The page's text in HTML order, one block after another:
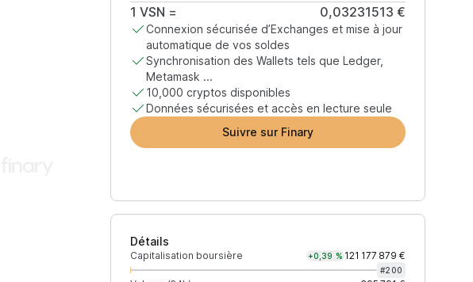
1 VSN = 0,03231513 €
Connexion sécurisée d’Exchanges et mise à jour
automatique de vos soldes
Synchronisation des Wallets tels que Ledger,
Metamask ...
10,000 cryptos disponibles
Données sécurisées et accès en lecture seule
Suivre sur Finary
Détails
Capitalisation boursière +0,39 % 121 177 879 €
#200